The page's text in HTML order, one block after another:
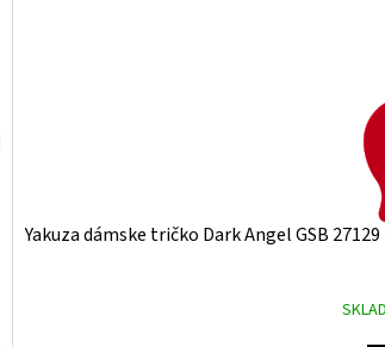
Yakuza dámske tričko Dark Angel GSB